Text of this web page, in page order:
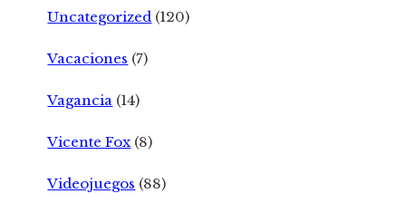
Uncategorized (120)
Vacaciones (7)
Vagancia (14)
Vicente Fox (8)
Videojuegos (88)